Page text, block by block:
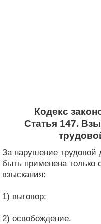
Кодекс
Статья 147.
За нарушение трудовой
быть применена
взыскания:
1) выговор;
2) освобождение.